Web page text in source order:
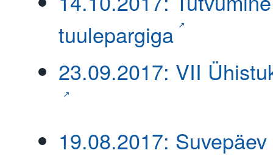
tuulepargiga
23.09.2017: VII
19.08.2017: